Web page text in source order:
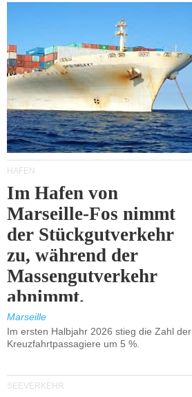
HÄFEN
Im Hafen von
Marseille-Fos nimmt
der Stückgutverkehr
zu, während der
Massengutverkehr
abnimmt.
Marseille
Im ersten Halbjahr 2026 stieg die Zahl der
Kreuzfahrtpassagiere um 5 %.
SEEVERKEHR